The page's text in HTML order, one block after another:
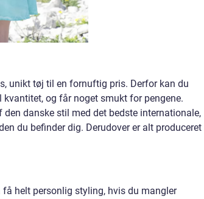
unikt tøj til en fornuftig pris. Derfor kan du
og får noget smukt for pengene.
danske stil med det bedste internationale,
du befinder dig. Derudover er alt produceret
få helt personlig styling, hvis du mangler